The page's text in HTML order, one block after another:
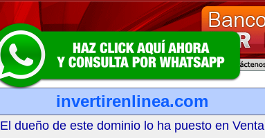
invertirenlinea.com
El dueño de este dominio lo ha puesto en Venta